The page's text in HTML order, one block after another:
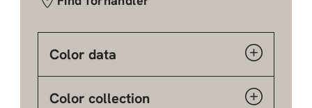
Color data
Color collection